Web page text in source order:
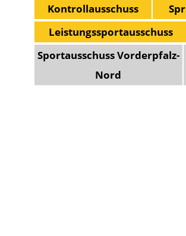
Kontrollausschuss
Leistungssportausschuss
Sportausschuss Vorderpfalz-
Nord